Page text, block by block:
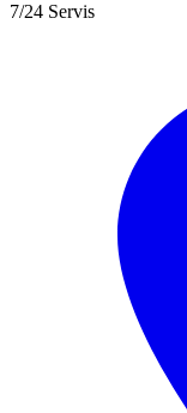
7/24 Servis